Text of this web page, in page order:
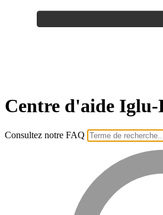
Centre d'aide
Consultez notre FAQ